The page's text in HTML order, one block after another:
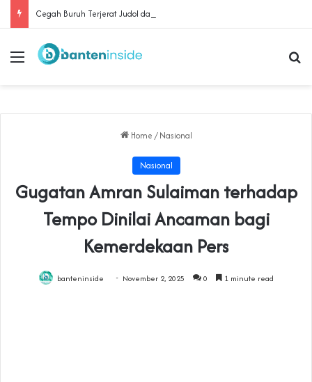
Menu
Home / Nasional
Nasional
‎Gugatan Amran Sulaiman terhadap
Tempo Dinilai Ancaman bagi
Kemerdekaan Pers‎
banteninside November 2, 2025 0 1 minute read